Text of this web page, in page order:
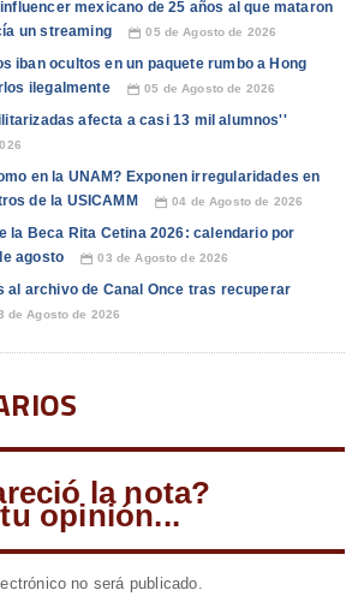
mexicano de 25 años al que mataron
un streaming
📅 05 de Agosto de 2026
iban ocultos en un paquete rumbo a Hong
ilegalmente
📅 05 de Agosto de 2026
afecta a casi 13 mil alumnos''
en la UNAM? Exponen irregularidades en
de la USICAMM
📅 04 de Agosto de 2026
la Beca Rita Cetina 2026: calendario por
agosto
📅 03 de Agosto de 2026
al archivo de Canal Once tras recuperar
de Agosto de 2026
la nota?
opinión...
no será publicado.